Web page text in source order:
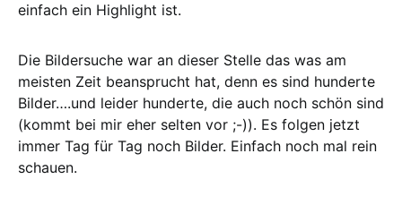
einfach ein Highlight ist.
Die Bildersuche war an dieser Stelle das was am
meisten Zeit beansprucht hat, denn es sind hunderte
Bilder….und leider hunderte, die auch noch schön sind
(kommt bei mir eher selten vor ;-)). Es folgen jetzt
immer Tag für Tag noch Bilder. Einfach noch mal rein
schauen.